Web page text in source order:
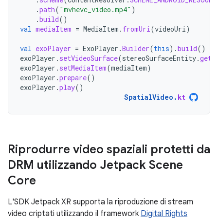
.path( "mvhevc_video.mp4" )
.build()
val mediaItem = MediaItem . fromUri(videoUri)
val exoPlayer = ExoPlayer .Builder(this).build()
exoPlayer . setVideoSurface(stereoSurfaceEntity.
exoPlayer . setMediaItem(mediaItem)
exoPlayer .prepare()
exoPlayer .play()
SpatialVideo . kt
Riprodurre video spaziali protetti da
DRM utilizzando Jetpack Scene
Core
L'SDK Jetpack XR supporta la riproduzione di stream
video criptati utilizzando il framework Digital Rights